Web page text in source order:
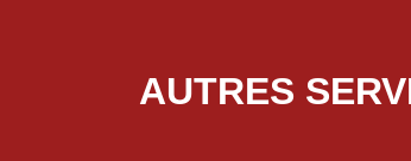
AUTRES